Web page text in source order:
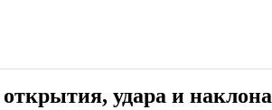
удара и наклона